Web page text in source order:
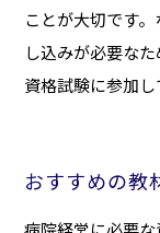
ことが大切です
し込みが必要な
資格試験に参加し
おすすめの教